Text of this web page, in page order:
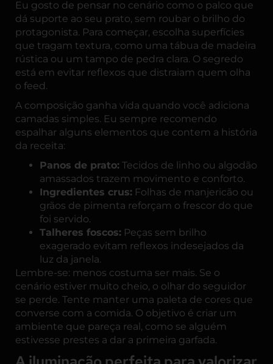
Eu gosto de pensar no cenário como o palco que
dá suporte ao seu prato, sem roubar o brilho do
protagonista. Para começar, escolha superfícies
que tragam textura, como uma tábua de madeira
rústica ou um tampo de pedra clara. O segredo
está em evitar reflexos que distraiam quem olha
o feed.
A composição ganha vida quando você adiciona
camadas simples. Eu sempre recomendo
espalhar alguns elementos que contem a história
da receita:
Panos de prato: Tecidos de linho ou algodão
amassados trazem movimento e conforto.
Ingredientes crus: Folhas de manjericão ou
grãos de pimenta reforçam o frescor do que
foi servido.
Talheres foscos: Peças sem brilho
exagerado evitam reflexos indesejados da
luz da janela.
Lembre-se: menos costuma ser mais. Se o
cenário estiver muito cheio, o olhar do seguidor
se perde. Tente manter uma paleta de cores que
converse com a comida. O objetivo é criar um
ambiente que pareça real, como se alguém
estivesse prestes a dar a primeira garfada.